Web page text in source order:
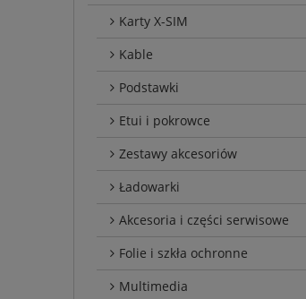
Karty X-SIM
Kable
Podstawki
Etui i pokrowce
Zestawy akcesoriów
Ładowarki
Akcesoria i części serwisowe
Folie i szkła ochronne
Multimedia